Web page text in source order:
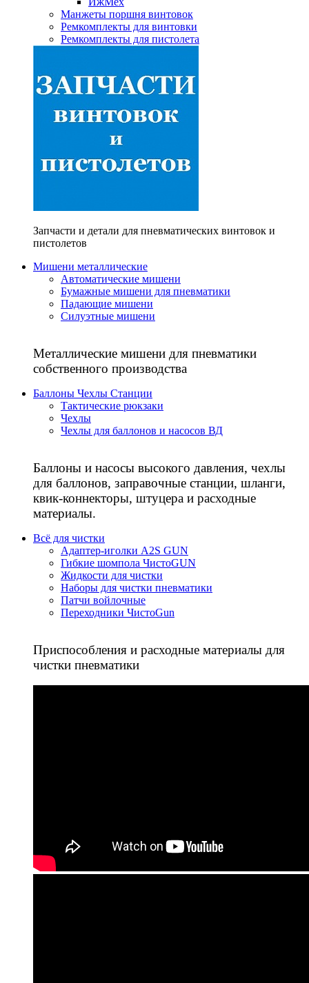
Манжеты поршня винтовок
Ремкомплекты для винтовки
Ремкомплекты для пистолета
Запчасти и детали для пневматических винтовок и
пистолетов
Мишени металлические
Автоматические мишени
Бумажные мишени для пневматики
Падающие мишени
Силуэтные мишени
Металлические мишени для пневматики
собственного производства
Баллоны Чехлы Станции
Тактические рюкзаки
Чехлы
Чехлы для баллонов и насосов ВД
Баллоны и насосы высокого давления, чехлы
для баллонов, заправочные станции, шланги,
квик-коннекторы, штуцера и расходные
материалы.
Всё для чистки
Адаптер-иголки A2S GUN
Гибкие шомпола ЧистоGUN
Жидкости для чистки
Наборы для чистки пневматики
Патчи войлочные
Переходники ЧистоGun
Приспособления и расходные материалы для
чистки пневматики